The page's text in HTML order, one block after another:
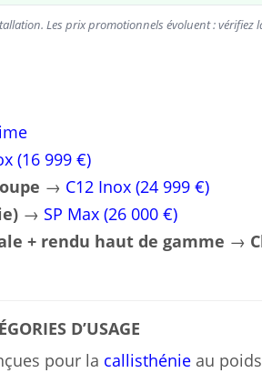
Les prix promotionnels évoluent : vérifiez
(16 999 €)
→ C12 Inox (24 999 €)
→ SP Max (26 000 €)
+ rendu haut de gamme →
D’USAGE
pour la callisthénie au